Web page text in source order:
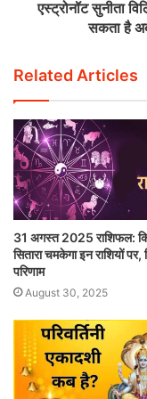
एस्ट्रोनॉट सुनीता
सकता है
Related Articles
31 अगस्त 2025 राशिफल:
सितारा चमकेगा इन राशियों
परिणाम
August 30, 2025